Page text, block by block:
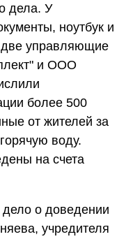
дела. У
ноутбук и
две управляющие
и ООО
более 500
от жителей за
воду.
на счета
дело о доведении
учредителя